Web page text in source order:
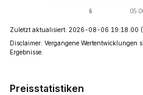
Zuletzt aktualisiert: 2026-08-06 19:18:00
Disclaimer: Vergangene
Ergebnisse.
Preisstatistiken